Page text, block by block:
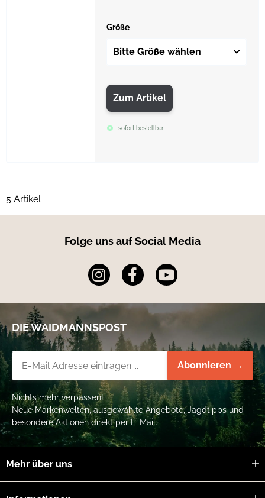
Größe
Bitte Größe wählen
Zum Artikel
sofort bestellbar
5 Artikel
Folge uns auf Social Media
DIE WAIDMANNSPOST
Abonnieren →
Nichts mehr verpassen!
Neue Markenwelten, ausgewählte Angebote, Jagdtipps und
besondere Aktionen direkt per E-Mail.
Mehr über uns